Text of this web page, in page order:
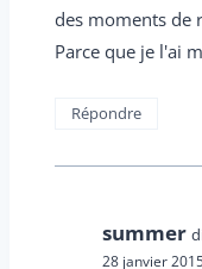
des moments de
Parce que je l'ai
Répondre
summer
28 janvier